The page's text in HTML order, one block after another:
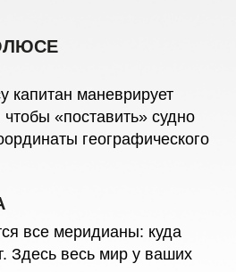
Земля Франца-
страницы
капитана».
полюса,
увидеть на
острова